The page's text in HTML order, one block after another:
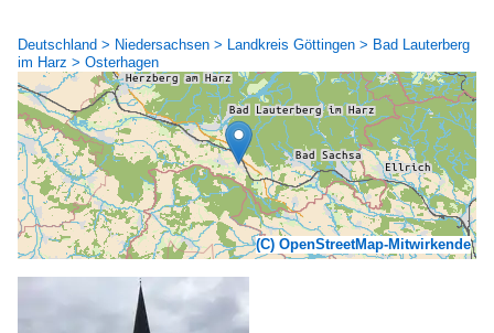
Deutschland > Niedersachsen > Landkreis Göttingen > Bad Lauterberg
im Harz > Osterhagen
(C) OpenStreetMap-Mitwirkende